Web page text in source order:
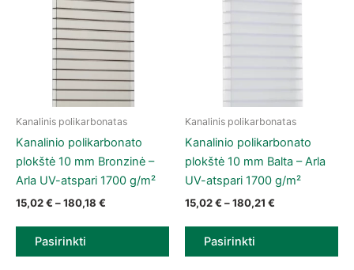
Kanalinis polikarbonatas
Kanalinio polikarbonato
plokštė 10 mm Bronzinė –
Arla UV-atspari 1700 g/m²
15,02€ –180,18 € Price range: 15,02 € through 180,18 €
Pasirinkti
This product has multiple variants. The options may be
Kanalinis polikarbonatas
Kanalinio polikarbonato
plokštė 10 mm Balta – Arla
UV-atspari 1700 g/m²
15,02€ –180,21 €
Pasirinkti
This product has multiple